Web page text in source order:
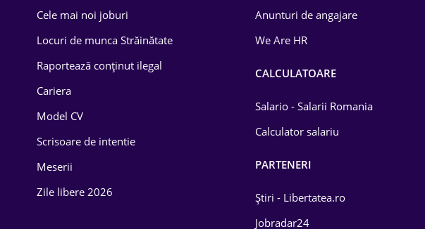
Drept
Educație / Training
Energetică
Farma
Cele mai noi joburi
Locuri de munca Străinătate
Raportează conținut ilegal
Cariera
Model CV
Scrisoare de intentie
Meserii
Zile libere 2026
Anunturi de angajare
We Are HR
CALCULATOARE
Salario - Salarii Romania
Calculator salariu
PARTENERI
Știri - Libertatea.ro
Jobradar24